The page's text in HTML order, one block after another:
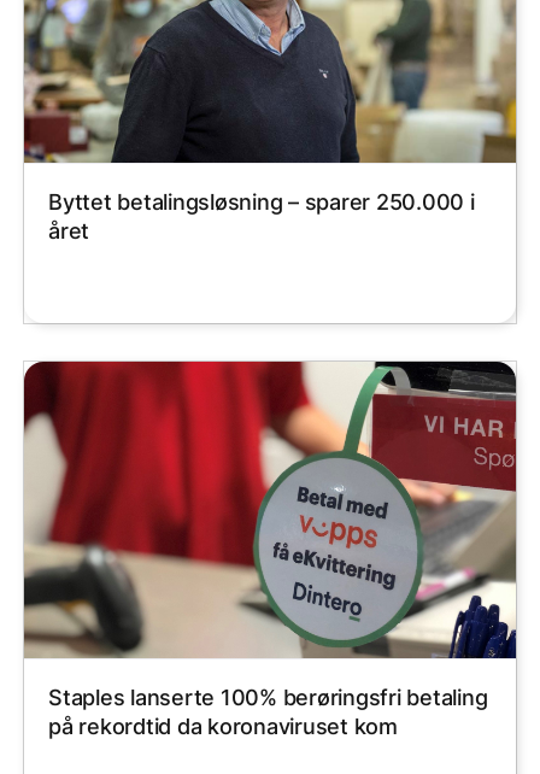
Byttet betalingsløsning – sparer 250.000 i
året
Staples lanserte 100% berøringsfri betaling
på rekordtid da koronaviruset kom